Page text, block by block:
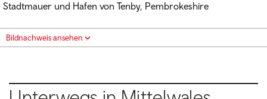
Stadtmauer und Hafen von Tenby, Pembrokeshire
Bildnachweis ansehen